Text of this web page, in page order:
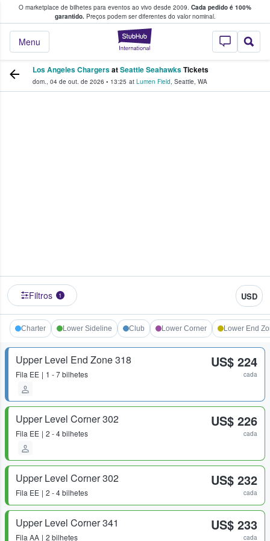
O marketplace de bilhetes para eventos ao vivo desde 2009. Cada pedido é 100%
garantido.Preços podem ser diferentes do valor nominal.
StubHub – onde
Menu
fãs compram e vendem bilhetes
Los Angeles ChargersatSeattle SeahawksTickets
dom., 04 de out. de 2026 • 13:25 at Lumen Field, Seattle, WA
Filtros 1 USD
Charter Lower Sideline Club Lower Corner Lower End
Upper Level End Zone 318
Fila EE 1 - 7 bilhetes
US$ 224
cada
Upper Level Corner 302
Fila EE 2 - 4 bilhetes
US$ 226
cada
Upper Level Corner 302
Fila EE 2 - 4 bilhetes
US$ 232
cada
Upper Level Corner 341
Fila AA 2 bilhetes
US$ 233
cada